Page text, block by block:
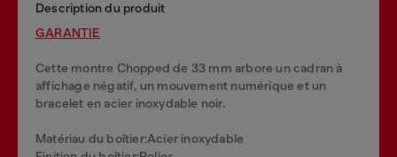
Description du produit
GARANTIE
Cette montre Chopped de 33 mm arbore un cadran à
affichage négatif, un mouvement numérique et un
bracelet en acier inoxydable noir.
Matériau du boîtier:Acier inoxydable